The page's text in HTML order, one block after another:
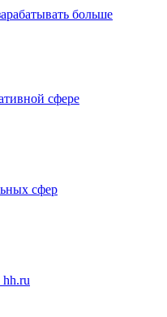
больше
сфере
сфер